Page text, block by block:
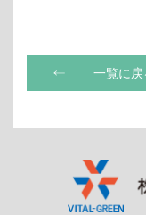
一覧に戻